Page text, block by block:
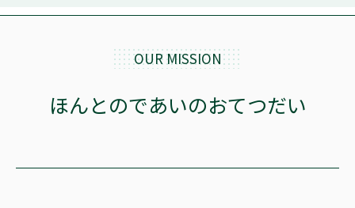
OUR MISSION
ほんとのであいのおてつだい